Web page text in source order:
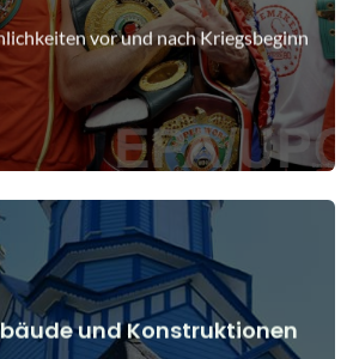
vor und nach Kriegsbeginn
vor und nach Kriegsbeginn
und Konstruktionen
Details anzeigen